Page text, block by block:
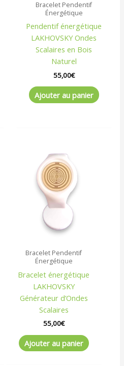
Bracelet Pendentif
Énergétique
Pendentif énergétique
LAKHOVSKY Ondes
Scalaires en Bois
Naturel
55,00€
Ajouter au panier
Bracelet Pendentif
Énergétique
Bracelet énergétique
LAKHOVSKY
Générateur d’Ondes
Scalaires
55,00€
Ajouter au panier